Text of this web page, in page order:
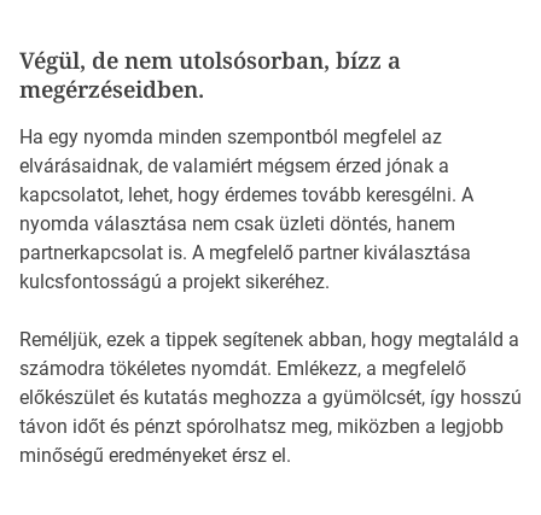
Végül, de nem utolsósorban, bízz a
megérzéseidben.
Ha egy nyomda minden szempontból megfelel az
elvárásaidnak, de valamiért mégsem érzed jónak a
kapcsolatot, lehet, hogy érdemes tovább keresgélni. A
nyomda választása nem csak üzleti döntés, hanem
partnerkapcsolat is. A megfelelő partner kiválasztása
kulcsfontosságú a projekt sikeréhez.
Reméljük, ezek a tippek segítenek abban, hogy megtaláld a
számodra tökéletes nyomdát. Emlékezz, a megfelelő
előkészület és kutatás meghozza a gyümölcsét, így hosszú
távon időt és pénzt spórolhatsz meg, miközben a legjobb
minőségű eredményeket érsz el.